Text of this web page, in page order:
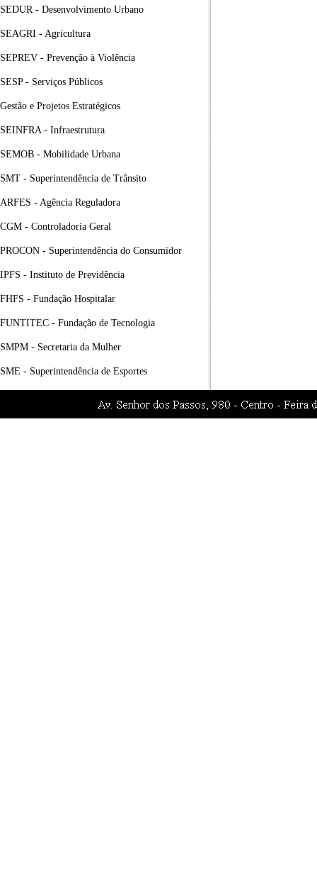
SEDUR - Desenvolvimento Urbano
SEAGRI - Agricultura
SEPREV - Prevenção à Violência
SESP - Serviços Públicos
Gestão e Projetos Estratégicos
SEINFRA - Infraestrutura
SEMOB - Mobilidade Urbana
SMT - Superintendência de Trânsito
ARFES - Agência Reguladora
CGM - Controladoria Geral
PROCON - Superintendência do Consumidor
IPFS - Instituto de Previdência
FHFS - Fundação Hospitalar
FUNTITEC - Fundação de Tecnologia
SMPM - Secretaria da Mulher
SME - Superintendência de Esportes